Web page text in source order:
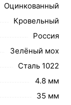
Оцинкованный
Кровельный
Россия
Зелёный мох
Сталь 1022
4.8 мм
35 мм